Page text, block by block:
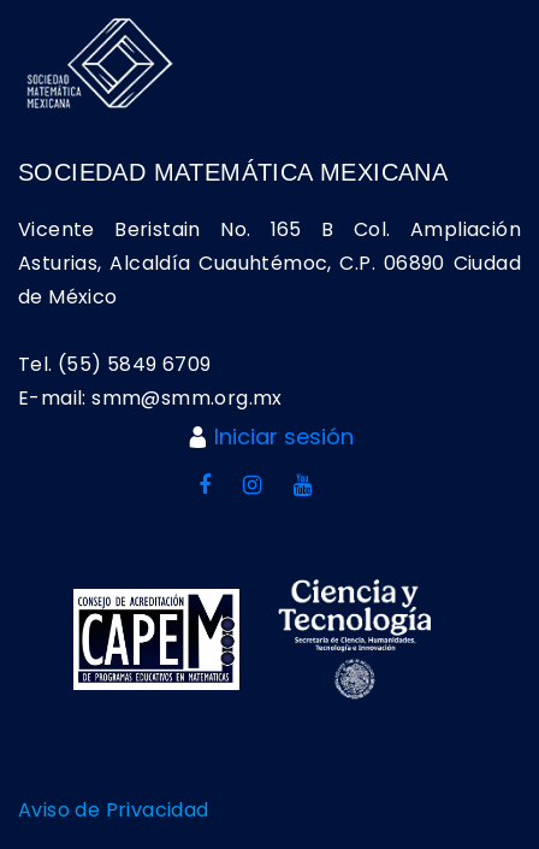
SOCIEDAD MATEMÁTICA MEXICANA
Vicente Beristain No. 165 B Col. Ampliación
Asturias, Alcaldía Cuauhtémoc, C.P. 06890 Ciudad
de México
Tel. (55) 5849 6709
E-mail: smm@smm.org.mx
Iniciar sesión
Aviso de Privacidad